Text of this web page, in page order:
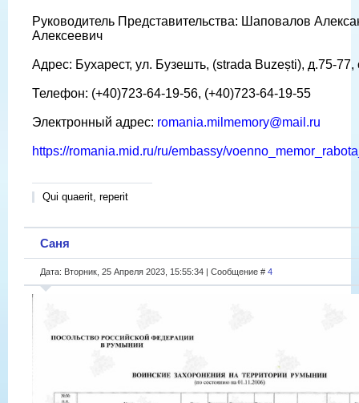
Руководитель Представительства: Шаповалов
Алексеевич
Адрес: Бухарест, ул. Бузешть, (strada Buzești), д.75-77,
Телефон: (+40)723-64-19-56, (+40)723-64-19-55
Электронный адрес: romania.milmemory@mail.ru
https://romania.mid.ru/ru/embassy/
Qui quaerit, reperit
Саня
Дата: Вторник, 25 Апреля 2023, 15:55:34 | Сообщение # 4